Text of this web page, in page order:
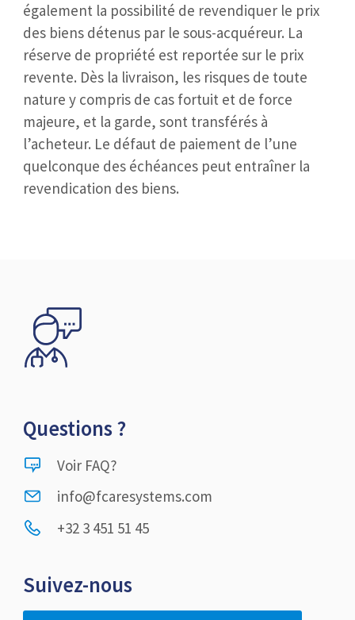
également la possibilité de revendiquer le prix
des biens détenus par le sous-acquéreur. La
réserve de propriété est reportée sur le prix
revente. Dès la livraison, les risques de toute
nature y compris de cas fortuit et de force
majeure, et la garde, sont transférés à
l’acheteur. Le défaut de paiement de l’une
quelconque des échéances peut entraîner la
revendication des biens.
Questions ?
Voir FAQ?
info@fcaresystems.com
+32 3 451 51 45
Suivez-nous